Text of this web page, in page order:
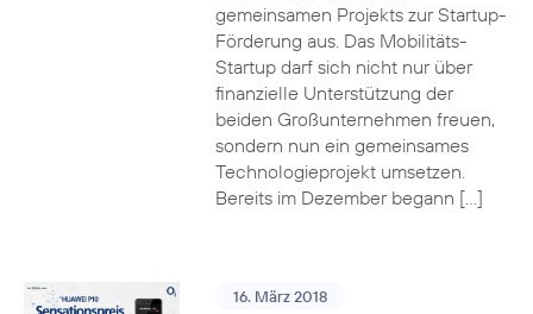
gemeinsamen Projekts zur Startup-
Förderung aus. Das Mobilitäts-
Startup darf sich nicht nur über
finanzielle Unterstützung der
beiden Großunternehmen freuen,
sondern nun ein gemeinsames
Technologieprojekt umsetzen.
Bereits im Dezember begann […]
16. März 2018